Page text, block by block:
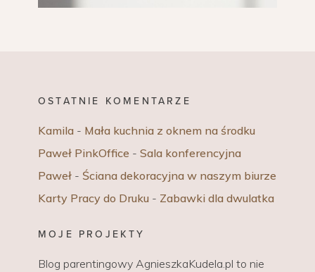
OSTATNIE KOMENTARZE
Kamila - Mała kuchnia z oknem na środku
Paweł PinkOffice - Sala konferencyjna
Paweł - Ściana dekoracyjna w naszym biurze
Karty Pracy do Druku - Zabawki dla dwulatka
MOJE PROJEKTY
Blog parentingowy AgnieszkaKudela.pl to nie